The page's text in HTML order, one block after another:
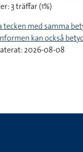
3 träffar (1%)
tecken med samma
kan också
2026-08-08